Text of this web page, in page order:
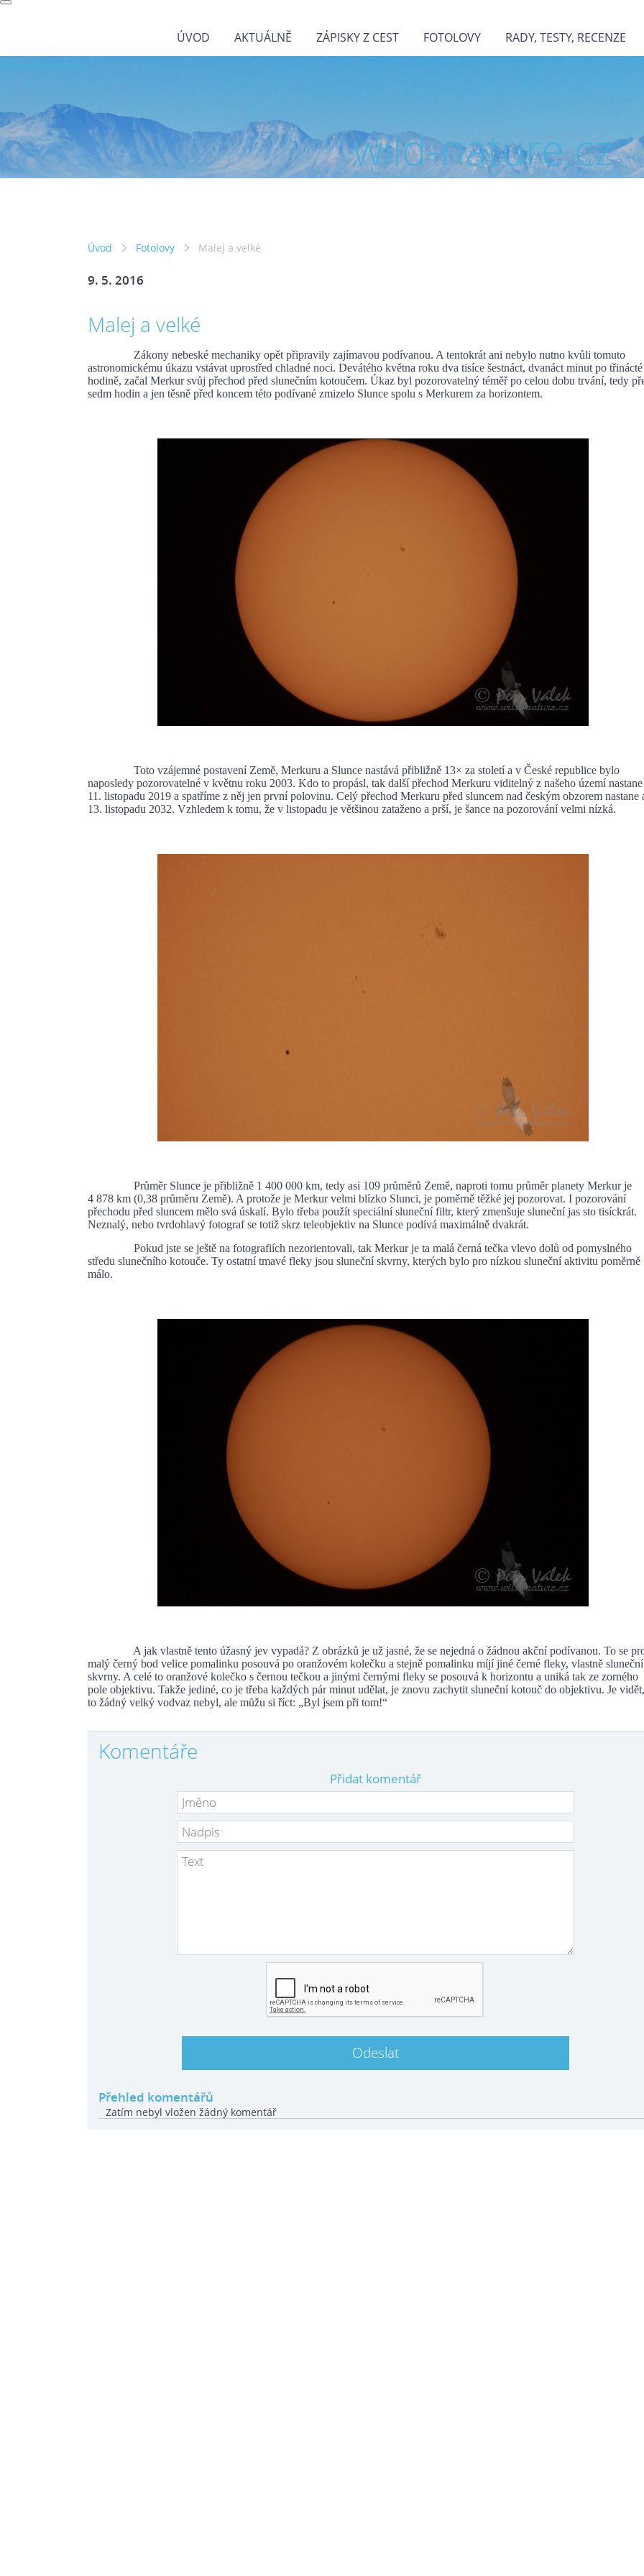
ÚVOD AKTUÁLNĚ ZÁPISKY Z CEST FOTOLOVY RADY, TESTY, RECENZE
wild-nature.cz
Úvod Fotolovy Malej a velké
9. 5. 2016
Malej a velké
Zákony nebeské mechaniky opět připravily zajímavou podívanou. A tentokrát ani nebylo nutno kvůli tomuto
astronomickému úkazu vstávat uprostřed chladné noci. Devátého května roku dva tisíce šestnáct, dvanáct minut po třinácté
hodině, začal Merkur svůj přechod před slunečním kotoučem. Úkaz byl pozorovatelný téměř po celou dobu trvání, tedy
sedm hodin a jen těsně před koncem této podívané zmizelo Slunce spolu s Merkurem za horizontem.
Toto vzájemné postavení Země, Merkuru a Slunce nastává přibližně 13× za století a v České republice bylo
naposledy pozorovatelné v květnu roku 2003. Kdo to propásl, tak další přechod Merkuru viditelný z našeho území nastane
11. listopadu 2019 a spatříme z něj jen první polovinu. Celý přechod Merkuru před sluncem nad českým obzorem nastane
13. listopadu 2032. Vzhledem k tomu, že v listopadu je většinou zataženo a prší, je šance na pozorování velmi nízká.
Průměr Slunce je přibližně 1 400 000 km, tedy asi 109 průměrů Země, naproti tomu průměr planety Merkur je
4 878 km (0,38 průměru Země). A protože je Merkur velmi blízko Slunci, je poměrně těžké jej pozorovat. I pozorování
přechodu před sluncem mělo svá úskalí. Bylo třeba použít speciální sluneční filtr, který zmenšuje sluneční jas sto tisíckrát.
Neznalý, nebo tvrdohlavý fotograf se totiž skrz teleobjektiv na Slunce podívá maximálně dvakrát.
Pokud jste se ještě na fotografiích nezorientovali, tak Merkur je ta malá černá tečka vlevo dolů od pomyslného
středu slunečního kotouče. Ty ostatní tmavé fleky jsou sluneční skvrny, kterých bylo pro nízkou sluneční aktivitu poměrně
málo.
A jak vlastně tento úžasný jev vypadá? Z obrázků je už jasné, že se nejedná o žádnou akční podívanou. To se
malý černý bod velice pomalinku posouvá po oranžovém kolečku a stejně pomalinku míjí jiné černé fleky, vlastně sluneční
skvrny. A celé to oranžové kolečko s černou tečkou a jinými černými fleky se posouvá k horizontu a uniká tak ze zorného
pole objektivu. Takže jediné, co je třeba každých pár minut udělat, je znovu zachytit sluneční kotouč do objektivu. Je
to žádný velký vodvaz nebyl, ale můžu si říct: „Byl jsem při tom!“
Komentáře
Přidat komentář
Přehled komentářů
Zatím nebyl vložen žádný komentář